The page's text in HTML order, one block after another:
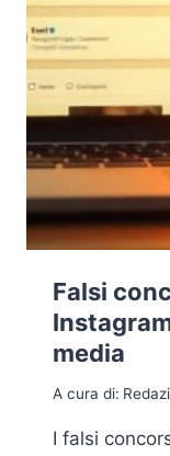
Falsi
media
A cura di:
I falsi